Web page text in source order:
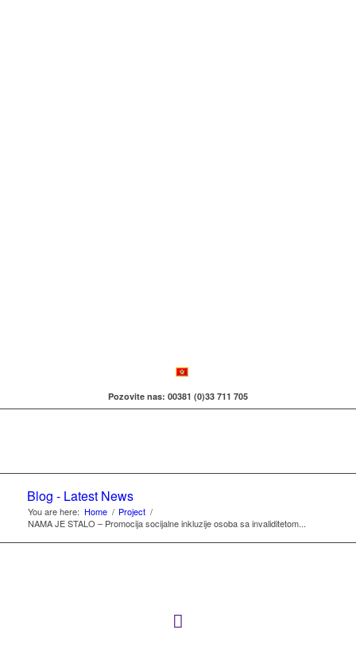
Pozovite nas: 00381 (0)33 711 705
Blog - Latest News
You are here: Home / Project /
NAMA JE STALO – Promocija socijalne inkluzije osoba sa invaliditetom...